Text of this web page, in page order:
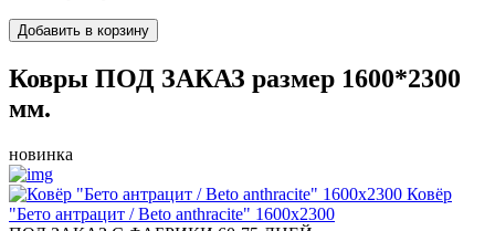
Добавить в корзину
Ковры ПОД ЗАКАЗ размер 1600*2300
мм.
новинка
Ковёр
"Бето антрацит / Beto anthracite" 1600x2300